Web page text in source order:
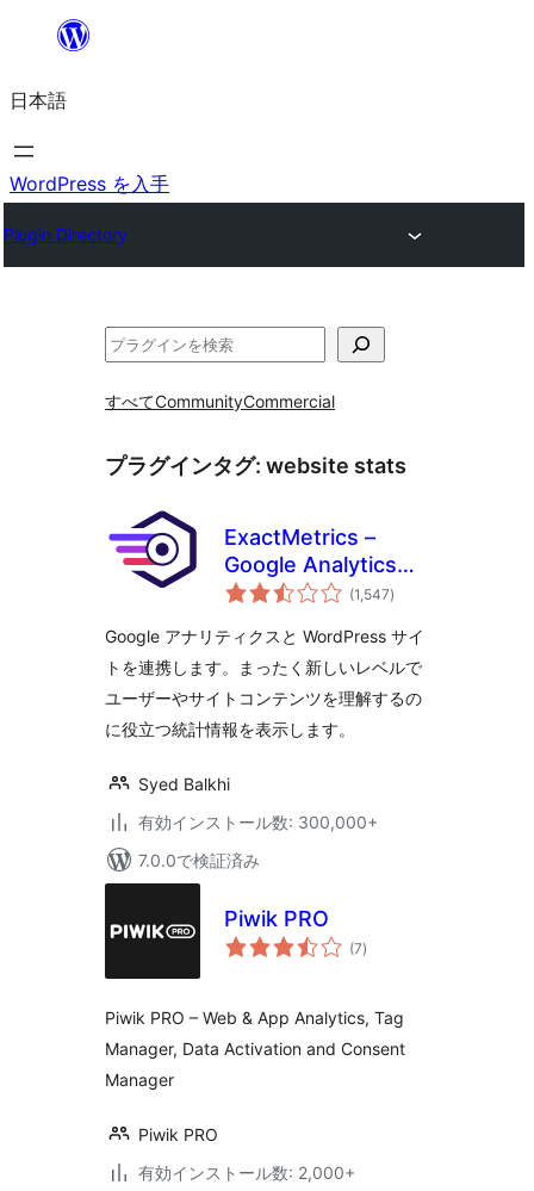
を
ス
キ
プ
日本語
WordPress を入手
Plugin Directory
検
すべてCommunityCommercial
プラグインタグ: website stats
ExactMetrics –
Google Analytics
Dashboard for
統計プラグイン)
(1,547個
の
価
)
Google アナリティクスと WordPress サイ
トを連携します。まったく新しいレベルで
ユーザーやサイトコンテンツを理解するの
に役立つ統計情報を表示します。
Syed Balkhi
有効インストール数: 300,000+
7.0.0で検証済み
Piwik PRO
(7個
の)
Piwik PRO – Web & App Analytics, Tag
Manager, Data Activation and Consent
Manager
Piwik PRO
有効インストール数: 2,000+